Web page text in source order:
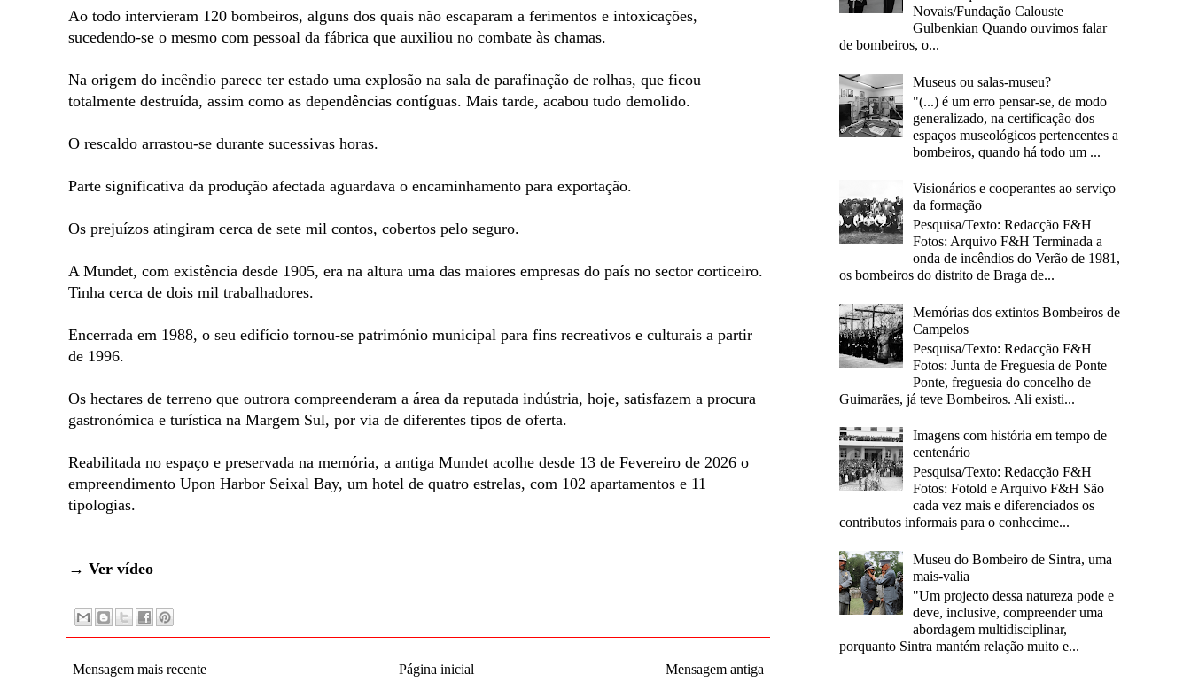
Ao todo intervieram 120 bombeiros, alguns dos quais não escaparam a ferimentos e intoxicações,
sucedendo-se o mesmo com pessoal da fábrica que auxiliou no combate às chamas.
Na origem do incêndio parece ter estado uma explosão na sala de parafinação de rolhas, que ficou
totalmente destruída, assim como as dependências contíguas. Mais tarde, acabou tudo demolido.
O rescaldo arrastou-se durante sucessivas horas.
Parte significativa da produção afectada aguardava o encaminhamento para exportação.
Os prejuízos atingiram cerca de sete mil contos, cobertos pelo seguro.
A Mundet, com existência desde 1905, era na altura uma das maiores empresas do país no sector corticeiro.
Tinha cerca de dois mil trabalhadores.
Encerrada em 1988, o seu edifício tornou-se património municipal para fins recreativos e culturais a partir
de 1996.
Os hectares de terreno que outrora compreenderam a área da reputada indústria, hoje, satisfazem a procura
gastronómica e turística na Margem Sul, por via de diferentes tipos de oferta.
Reabilitada no espaço e preservada na memória, a antiga Mundet acolhe desde 13 de Fevereiro de 2026 o
empreendimento Upon Harbor Seixal Bay, um hotel de quatro estrelas, com 102 apartamentos e 11
tipologias.
→ Ver vídeo
Mensagem mais recente Mensagem antiga
Página inicial
Novais/Fundação Calouste
Gulbenkian Quando ouvimos falar
de bombeiros, o...
Museus ou salas-museu?
"(...) é um erro pensar-se, de modo
generalizado, na certificação dos
espaços museológicos pertencentes a
bombeiros, quando há todo um ...
Visionários e cooperantes ao serviço
da formação
Pesquisa/Texto: Redacção F&H
Fotos: Arquivo F&H Terminada a
onda de incêndios do Verão de 1981,
os bombeiros do distrito de Braga de...
Memórias dos extintos Bombeiros de
Campelos
Pesquisa/Texto: Redacção F&H
Fotos: Junta de Freguesia de Ponte
Ponte, freguesia do concelho de
Guimarães, já teve Bombeiros. Ali existi...
Imagens com história em tempo de
centenário
Pesquisa/Texto: Redacção F&H
Fotos: Fotold e Arquivo F&H São
cada vez mais e diferenciados os
contributos informais para o conhecime...
Museu do Bombeiro de Sintra, uma
mais-valia
"Um projecto dessa natureza pode e
deve, inclusive, compreender uma
abordagem multidisciplinar,
porquanto Sintra mantém relação muito e...